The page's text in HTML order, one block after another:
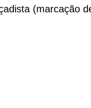
(marcação